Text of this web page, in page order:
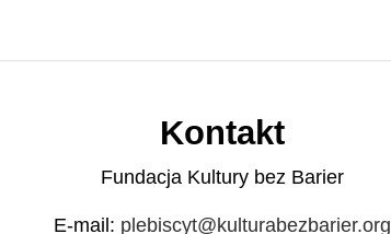
Kontakt
Fundacja Kultury bez Barier
E-mail: plebiscyt@kulturabezbarier.org